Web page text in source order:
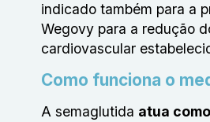
indicado também para a
Wegovy para a redução
cardiovascular
Como funciona o
A semaglutida atua